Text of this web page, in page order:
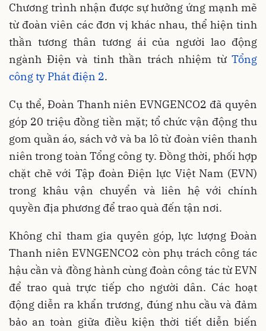
Chương trình nhận được sự hưởng ứng mạnh mẽ
từ đoàn viên các đơn vị khác nhau, thể hiện tinh
thần tương thân tương ái của người lao động
ngành Điện và tinh thần trách nhiệm từ Tổng
công ty Phát điện 2.
Cụ thể, Đoàn Thanh niên EVNGENCO2 đã quyên
góp 20 triệu đồng tiền mặt; tổ chức vận động thu
gom quần áo, sách vở và ba lô từ đoàn viên thanh
niên trong toàn Tổng công ty. Đồng thời, phối hợp
chặt chẽ với Tập đoàn Điện lực Việt Nam (EVN)
trong khâu vận chuyển và liên hệ với chính
quyền địa phương để trao quà đến tận nơi.
Không chỉ tham gia quyên góp, lực lượng Đoàn
Thanh niên EVNGENCO2 còn phụ trách công tác
hậu cần và đồng hành cùng đoàn công tác từ EVN
để trao quà trực tiếp cho người dân. Các hoạt
động diễn ra khẩn trương, đúng nhu cầu và đảm
bảo an toàn giữa điều kiện thời tiết diễn biến